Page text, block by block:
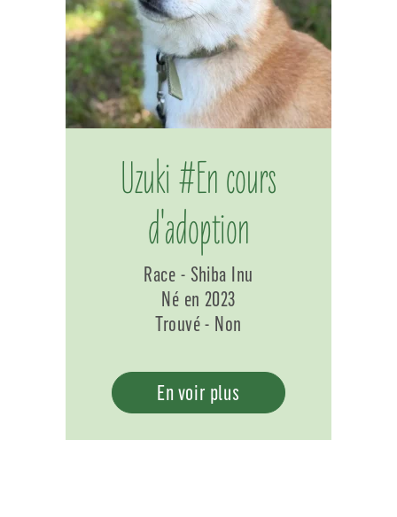
Uzuki #En cours
d'adoption
Race - Shiba Inu
Né en 2023
Trouvé - Non
En voir plus